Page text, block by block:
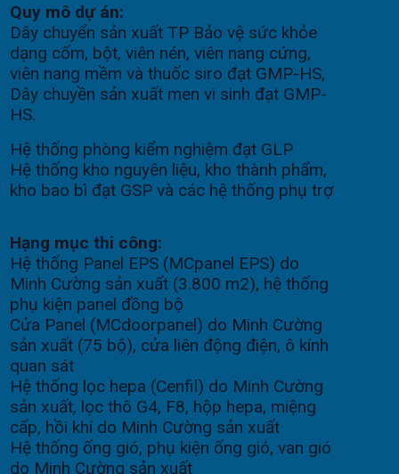
Quy mô dự án:
Dây chuyển sản xuất TP Bảo vệ sức khỏe
dạng cốm, bột, viên nén, viên nang cứng,
viên nang mềm và thuốc siro đạt GMP-HS,
Dây chuyền sản xuất men vi sinh đạt GMP-
HS.
Hệ thống phòng kiểm nghiệm đạt GLP
Hệ thống kho nguyên liệu, kho thành phẩm,
kho bao bì đạt GSP và các hệ thống phụ trợ
Hạng mục thi công:
Hệ thống Panel EPS (MCpanel EPS) do
Minh Cường sản xuất (3.800 m2), hệ thống
phụ kiện panel đồng bộ
Cửa Panel (MCdoorpanel) do Minh Cường
sản xuất (75 bộ), cửa liên động điện, ô kính
quan sát
Hệ thống lọc hepa (Cenfil) do Minh Cường
sản xuất, lọc thô G4, F8, hộp hepa, miệng
cấp, hồi khí do Minh Cường sản xuất
Hệ thống ống gió, phụ kiện ống gió, van gió
do Minh Cường sản xuất